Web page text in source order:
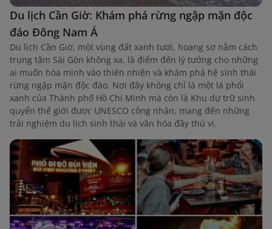
Du lịch Cần Giờ: Khám phá rừng ngập mặn độc
đáo Đông Nam Á
Du lịch Cần Giờ, một vùng đất xanh tươi, hoang sơ nằm cách
trung tâm Sài Gòn không xa, là điểm đến lý tưởng cho những
ai muốn hòa mình vào thiên nhiên và khám phá hệ sinh thái
rừng ngập mặn độc đáo. Nơi đây không chỉ là một lá phổi
xanh của Thành phố Hồ Chí Minh mà còn là Khu dự trữ sinh
quyển thế giới được UNESCO công nhận, mang đến những
trải nghiệm du lịch sinh thái và văn hóa đầy thú vị.